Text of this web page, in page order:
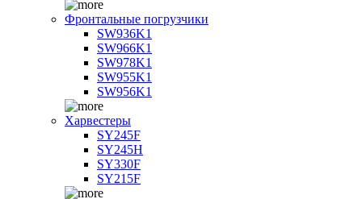
Фронтальные погрузчики
SW936K1
SW966K1
SW978K1
SW955K1
SW956K1
Харвестеры
SY245F
SY245H
SY330F
SY215F